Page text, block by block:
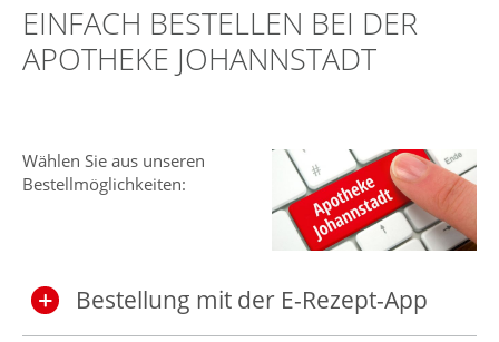
EINFACH BESTELLEN BEI DER
APOTHEKE JOHANNSTADT
Wählen Sie aus unseren
Bestellmöglichkeiten:
Bestellung mit der E-Rezept-App